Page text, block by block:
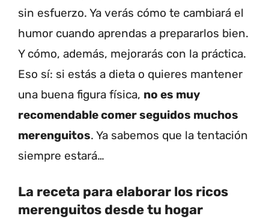
sin esfuerzo. Ya verás cómo te cambiará el
humor cuando aprendas a prepararlos bien.
Y cómo, además, mejorarás con la práctica.
Eso sí: si estás a dieta o quieres mantener
una buena figura física, no es muy
recomendable comer seguidos muchos
merenguitos. Ya sabemos que la tentación
siempre estará…
La receta para elaborar los ricos
merenguitos desde tu hogar